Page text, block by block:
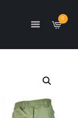
0